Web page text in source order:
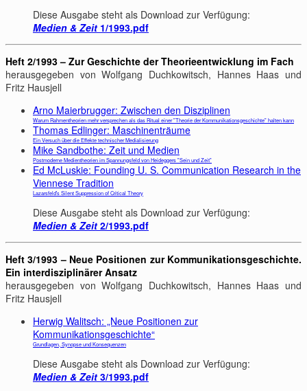
Diese Ausgabe steht als Download zur Verfügung:
Medien & Zeit 1/1993.pdf
Heft 2/1993 – Zur Geschichte der Theorieentwicklung im Fach
herausgegeben von Wolfgang Duchkowitsch, Hannes Haas und
Fritz Hausjell
Arno Maierbrugger: Zwischen den Disziplinen
Warum Rahmentheorien mehr versprechen als das Ritual einer "Theorie der Kommunikationsgeschichte" halten kann
Thomas Edlinger: Maschinenträume
Ein Versuch über die Effekte technischer Medialisierung
Mike Sandbothe: Zeit und Medien
Postmoderne Medientheorien im Spannungsfeld von Heideggers "Sein und Zeit"
Ed McLuskie: Founding U. S. Communication Research in the
Viennese Tradition
Lazarsfeld's Silent Suppression of Critical Theory
Diese Ausgabe steht als Download zur Verfügung:
Medien & Zeit 2/1993.pdf
Heft 3/1993 – Neue Positionen zur Kommunikationsgeschichte.
Ein interdisziplinärer Ansatz
herausgegeben von Wolfgang Duchkowitsch, Hannes Haas und
Fritz Hausjell
Herwig Walitsch: „Neue Positionen zur
Kommunikationsgeschichte“
Grundlagen, Synopse und Konsequenzen
Diese Ausgabe steht als Download zur Verfügung:
Medien & Zeit 3/1993.pdf